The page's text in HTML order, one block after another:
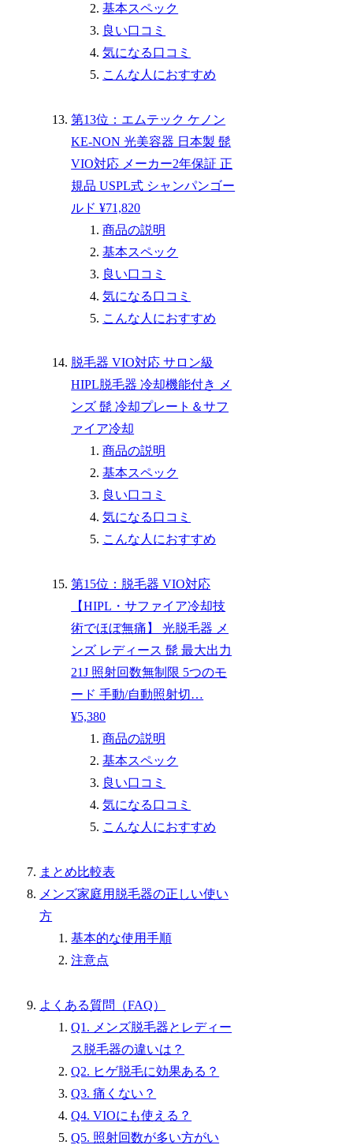
基本スペック
良い口コミ
気になる口コミ
こんな人におすすめ
第13位：エムテック ケノン
KE-NON 光美容器 日本製 髭
VIO対応 メーカー2年保証 正
規品 USPL式 シャンパンゴー
ルド ¥71,820
商品の説明
基本スペック
良い口コミ
気になる口コミ
こんな人におすすめ
脱毛器 VIO対応 サロン級
HIPL脱毛器 冷却機能付き メ
ンズ 髭 冷却プレート＆サフ
ァイア冷却
商品の説明
基本スペック
良い口コミ
気になる口コミ
こんな人におすすめ
第15位：脱毛器 VIO対応
【HIPL・サファイア冷却技
術でほぼ無痛】 光脱毛器 メ
ンズ レディース 髭 最大出力
21J 照射回数無制限 5つのモ
ード 手動/自動照射切…
¥5,380
商品の説明
基本スペック
良い口コミ
気になる口コミ
こんな人におすすめ
まとめ比較表
メンズ家庭用脱毛器の正しい使い
方
基本的な使用手順
注意点
よくある質問（FAQ）
Q1. メンズ脱毛器とレディー
ス脱毛器の違いは？
Q2. ヒゲ脱毛に効果ある？
Q3. 痛くない？
Q4. VIOにも使える？
Q5. 照射回数が多い方がい